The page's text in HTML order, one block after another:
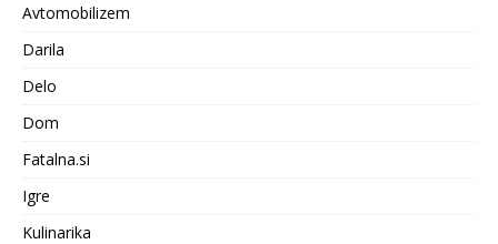
Avtomobilizem
Darila
Delo
Dom
Fatalna.si
Igre
Kulinarika